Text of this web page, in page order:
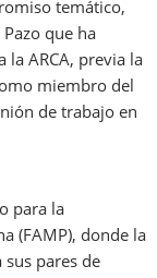
temático,
que ha
la ARCA, previa la
miembro del
de trabajo en
para la
(FAMP), donde la
pares de